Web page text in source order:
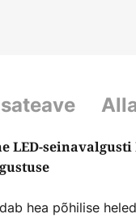
LED-
hea põhilise